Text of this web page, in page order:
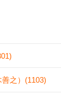
善之）(1103)